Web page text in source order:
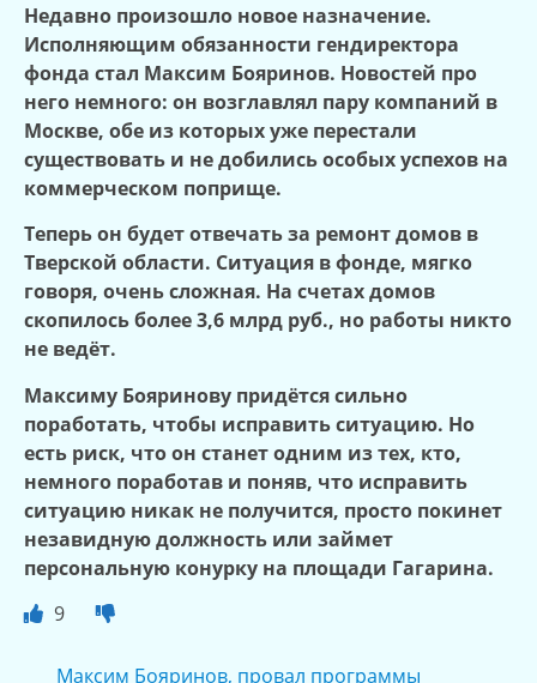
Недавно произошло новое назначение.
Исполняющим обязанности гендиректора
фонда стал Максим Бояринов. Новостей про
него немного: он возглавлял пару компаний в
Москве, обе из которых уже перестали
существовать и не добились особых успехов на
коммерческом поприще.
Теперь он будет отвечать за ремонт домов в
Тверской области. Ситуация в фонде, мягко
говоря, очень сложная. На счетах домов
скопилось более 3,6 млрд руб., но работы никто
не ведёт.
Максиму Бояринову придётся сильно
поработать, чтобы исправить ситуацию. Но
есть риск, что он станет одним из тех, кто,
немного поработав и поняв, что исправить
ситуацию никак не получится, просто покинет
незавидную должность или займет
персональную конурку на площади Гагарина.
9
Максим Бояринов, провал программы